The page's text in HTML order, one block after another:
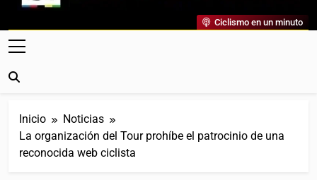
Ciclismo Internacional
Web Dedicada Al Ciclismo Mundial. Entrevistas, Análisis,
Crónicas, Previas Y Más. La Web Ciclista De Referencia.
Ciclismo en un minuto
Inicio
Noticias
La organización del Tour prohíbe el patrocinio de una
reconocida web ciclista